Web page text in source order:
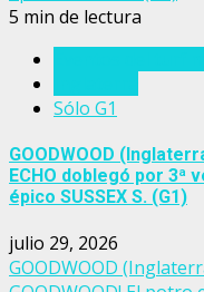
5 min de lectura
Sólo G1
GOODWOOD
ECHO doblegó por 3ª
épico SUSSEX S. (G1)
julio 29, 2026
GOODWOOD